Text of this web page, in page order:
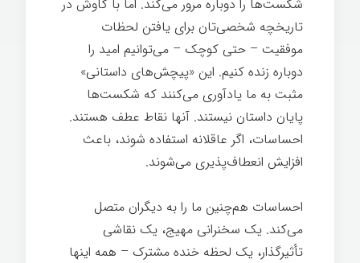
شکست‌ها را دوباره مرور می‌کند. اما با کاوش در
تاریخچه شخصی‌تان برای یافتن لحظات
موفقیت – حتی کوچک – می‌توانیم امید را
دوباره زنده کنیم. این «پیچش‌های داستانی»
مثبت به ما یادآوری می‌کنند که شکست‌ها
پایان داستان نیستند. آنها نقاط عطف هستند.
احساسات، اگر عاقلانه استفاده شوند، باعث
افزایش انعطاف‌پذیری می‌شوند.
احساسات هم‌چنین ما را به دیگران متصل
می‌کند. یک سخنرانی مهیج، یک نقاشی
تأثیرگذار، یک لحظه خنده مشترک – همه اینها